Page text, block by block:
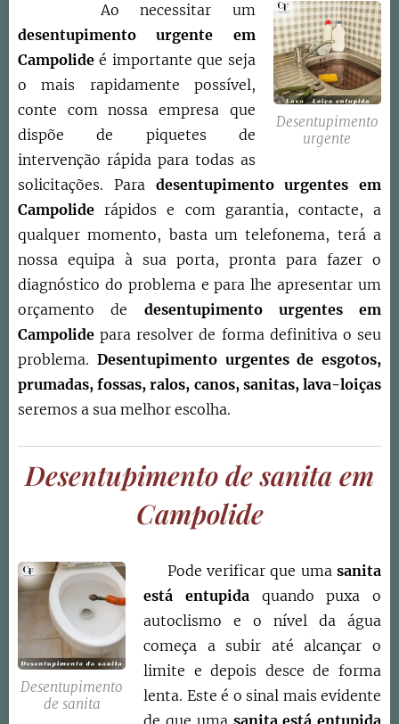
Desentupimento
urgente
Ao necessitar um
desentupimento urgente em
Campolide é importante que seja
o mais rapidamente possível,
conte com nossa empresa que
dispõe de piquetes de
intervenção rápida para todas as
solicitações. Para desentupimento urgentes em
Campolide rápidos e com garantia, contacte, a
qualquer momento, basta um telefonema, terá a
nossa equipa à sua porta, pronta para fazer o
diagnóstico do problema e para lhe apresentar um
orçamento de desentupimento urgentes em
Campolide para resolver de forma definitiva o seu
problema. Desentupimento urgentes de esgotos,
prumadas, fossas, ralos, canos, sanitas, lava-loiças
seremos a sua melhor escolha.
Desentupimento de sanita em
Campolide
Desentupimento
de sanita
Pode verificar que uma sanita
está entupida quando puxa o
autoclismo e o nível da água
começa a subir até alcançar o
limite e depois desce de forma
lenta. Este é o sinal mais evidente
de que uma sanita está entupida